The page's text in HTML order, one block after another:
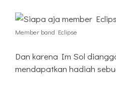
Member band Eclipse
Dan karena Im Sol
mendapatkan hadiah